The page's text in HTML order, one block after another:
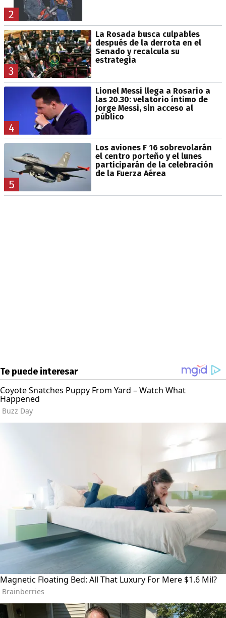
2
3
La Rosada busca culpables
después de la derrota en el
Senado y recalcula su
estrategia
4
Lionel Messi llega a Rosario a
las 20.30: velatorio íntimo de
Jorge Messi, sin acceso al
público
5
Los aviones F 16 sobrevolarán
el centro porteño y el lunes
participarán de la celebración
de la Fuerza Aérea